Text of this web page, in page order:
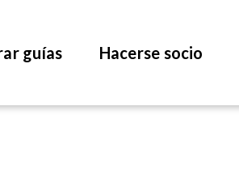
guías Hacerse socio